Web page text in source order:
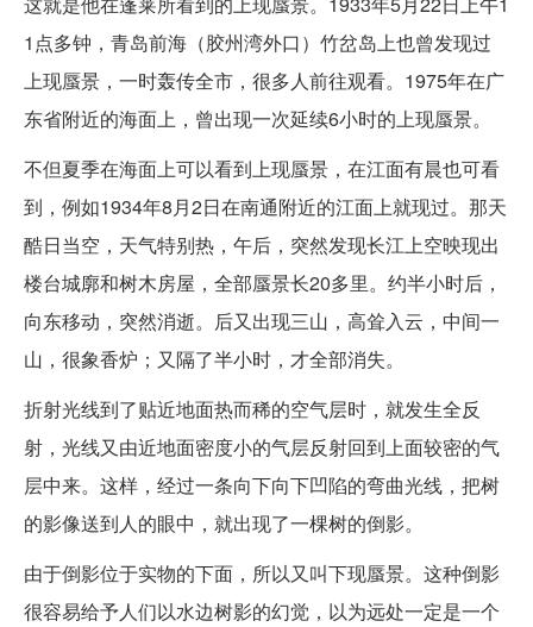
1点多钟，青岛前海（胶州湾外口）竹岔岛上也曾发现过
上现蜃景，一时轰传全市，很多人前往观看。1975年在广
东省附近的海面上，曾出现一次延续6小时的上现蜃景。
不但夏季在海面上可以看到上现蜃景，在江面有晨也可看
到，例如1934年8月2日在南通附近的江面上就现过。那天
酷日当空，天气特别热，午后，突然发现长江上空映现出
楼台城廓和树木房屋，全部蜃景长20多里。约半小时后，
向东移动，突然消逝。后又出现三山，高耸入云，中间一
山，很象香炉；又隔了半小时，才全部消失。
折射光线到了贴近地面热而稀的空气层时，就发生全反
射，光线又由近地面密度小的气层反射回到上面较密的气
层中来。这样，经过一条向下向下凹陷的弯曲光线，把树
的影像送到人的眼中，就出现了一棵树的倒影。
由于倒影位于实物的下面，所以又叫下现蜃景。这种倒影
很容易给予人们以水边树影的幻觉，以为远处一定是一个